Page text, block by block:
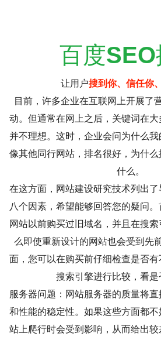
百度SEO
让用户搜到你、信任你
目前，许多企业在互联网上开展了
动。但通常在网上之后，关键词在
并不理想。这时，企业会问为什么
像其他同行网站，排名很好，为什
什么。
在这方面，网站建设研究技术列出
八个因素，希望能够回答您的疑问
网站以前购买过旧域名，并且在搜
么即使重新设计的网站也会受到先
面，您可以在购买前仔细检查是否
搜索引擎进行比较，看是
服务器问题：网站服务器的质量将
和性能的稳定性。如果这些方面都
站上爬行时会受到影响，从而给出